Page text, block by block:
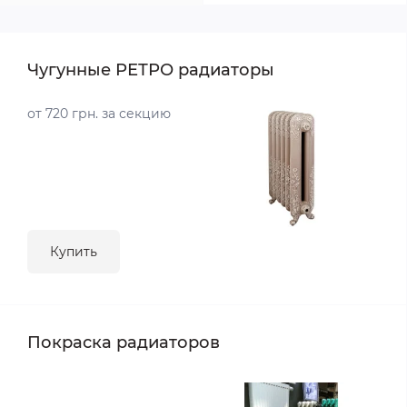
Чугунные РЕТРО радиаторы
от 720 грн. за секцию
Купить
Покраска радиаторов